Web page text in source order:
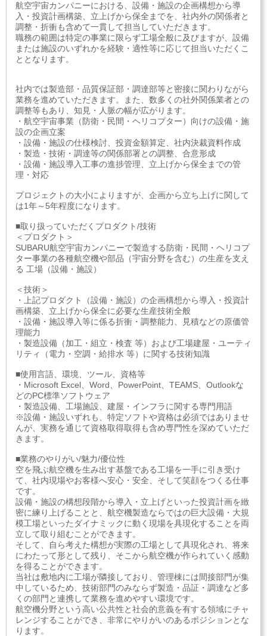
航空宇宙カンパニーにおける、設備・施設の企画構想から導
入・投資計画構築、立上げから保全までを、社内外の関係者と
調整・折衝も含めて一貫して担当していただきます。
職務の範囲は特定の事業に限らず工場全般に及びますが、設備
または施設のいずれかを経験・適性等に応じて担当いただくこ
ととなります。
社内では製造部・品質保証部・調達部等と密接に関わりながら
業務を進めていただきます。また、数多くの社外関係業者との
調整等もあり、知見・人脈の幅が広がります。
・航空宇宙事業（防衛・民間・ヘリコプター）向けの設備・施
設の企画立案
・設備・施設の仕様検討、投資金額算定、社内決裁資料作成
・製造・技術・調達等の関係部署との調整、合意形成
・設備・施設導入工事の進捗管理、立上げから保全までの管
理・対応
プロジェクトの大小によりますが、企画から立ち上げに関して
は1年～5年程度になります。
■取り扱っていただくプロダクト/技術
＜プロダクト＞
SUBARU航空宇宙カンパニーで製造する防衛・民間・ヘリコプ
ター事業の各種航空機や部品（宇宙分野を含む）の生産を支え
る 工場（設備・施設）
＜技術＞
・上記プロダクト（設備・施設）の企画構想から導入・投資計
画構築、立上げから保全に必要な生産技術全般
・設備・施設導入等に係る折衝・調整能力、見積などの原価管
理能力
・製造設備（加工・組立・検査 等）および工場建屋・ユーティ
リティ（電力・空調・給排水 等）に関する技術知識
■使用言語、環境、ツール、資格等
・Microsoft Excel、Word、PowerPoint、TEAMS、Outlookな
どのPC標準ソフトウェア
・製造設備、工場施設、建屋・インフラに関する専門用語
※設備・施設いずれも、特定ソフトや資格は必須ではありませ
んが、実務を通じて資格取得取得も含め専門性を深めていただ
きます。
■業務のやりがい/魅力/優位性
空を飛ぶ航空機を生み出す基盤である工場を一手に引き受け
て、社内現場やお客様へ安心・安全、そして笑顔をつくる仕事
です。
設備・施設の構想段階から導入・立上げといった投資計画を緻
密に練り上げることと、航空機製造ならではの巨大設備・大規
模工場といったダイナミックに動く現場を具現化することを両
立して取り組むことができます。
そして、自ら考えた構想が実際の工場として具現化され、将来
にわたって形として残り、そこから航空機が作られていく感動
を得ることができます。
当社は敷地内に工場が隣接しており、管理棟には間接部門が集
中しているため、技術部門のみならず製造・品証・調達など多
くの部門と連携して業務を進めやすい環境です。
航空機分野という高い公共性と社会的意義を有する領域にチャ
レンジすることができ、非常にやりがいのあるポジションとな
ります。